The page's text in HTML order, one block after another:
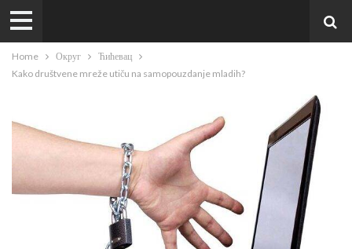
Home Округ
Ћићевац
Kako društvene mreže utiču na samopouzdanje mladih?